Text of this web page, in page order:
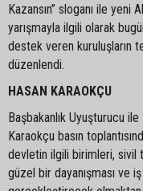
Kazansın” sloganı ile yeni
yarışmayla ilgili olarak
destek veren kuruluşların
düzenlendi.
HASAN KARAOKÇU
Başbakanlık Uyuşturucu
Karaokçu basın
devletin ilgili birimleri,
güzel bir dayanışması ve